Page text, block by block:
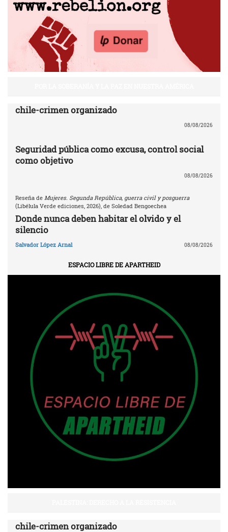
chile-crimen organizado
08/08/2026
Seguridad pública como excusa, control social
como objetivo
08/08/2026
Reseña de Mujeres. Segunda República, guerra civil y posguerra
(Libélula Verde ediciones, 2026), de Soledad Bengoechea
Donde nunca deben habitar el olvido y el
silencio
Salvador López Arnal 08/08/2026
ESPACIO LIBRE DE APARTHEID
chile-crimen organizado